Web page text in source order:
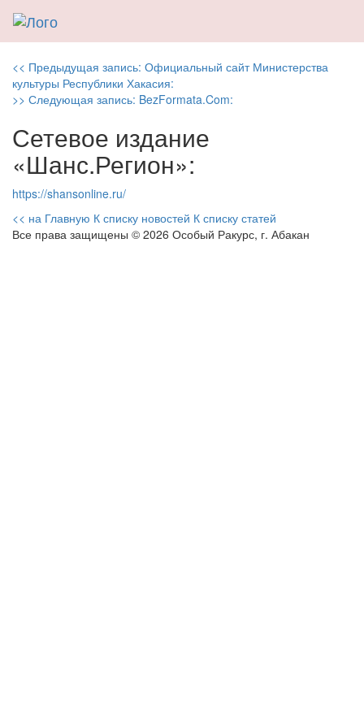
Навигация
по
записям
<< Предыдущая запись: Previous
post:
Официальный сайт Министерства
культуры Республики Хакасия:
>> Следующая запись: Next
BezFormata.Com:
Сетевое издание
«Шанс.Регион»:
https://shansonline.ru/
<< на Главную К списку новостей К списку статей
Все права защищены © 2026 Особый Ракурс, г. Абакан